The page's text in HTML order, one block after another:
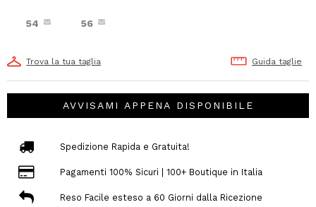
54 56
Trova la tua taglia Guida taglie
AVVISAMI APPENA DISPONIBILE
Spedizione Rapida e Gratuita!
Pagamenti 100% Sicuri | 100+ Boutique in Italia
Reso Facile esteso a 60 Giorni dalla Ricezione